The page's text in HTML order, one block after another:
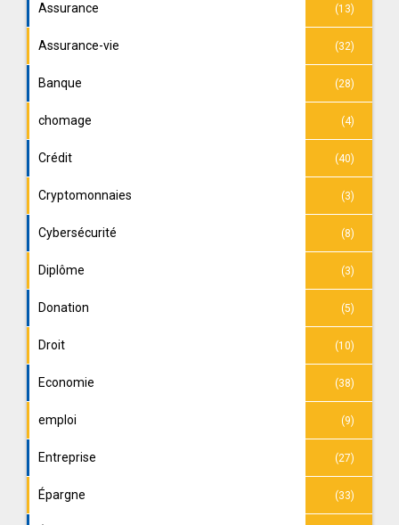
Assurance (13)
Assurance-vie (32)
Banque (28)
chomage (4)
Crédit (40)
Cryptomonnaies (3)
Cybersécurité (8)
Diplôme (3)
Donation (5)
Droit (10)
Economie (38)
emploi (9)
Entreprise (27)
Épargne (33)